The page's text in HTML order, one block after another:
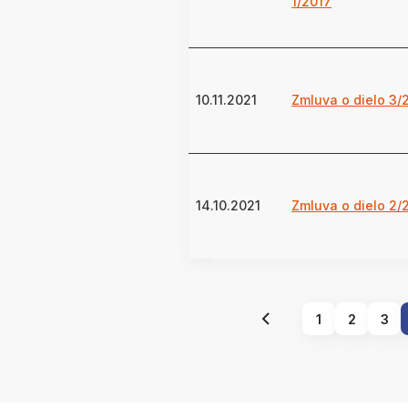
10.11.2021 Zmluva o dielo 3/
14.10.2021 Zmluva o dielo 2/
1 2 3